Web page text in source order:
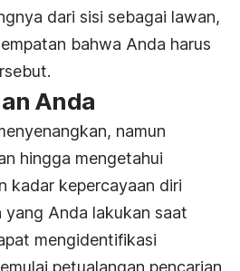
dari sisi sebagai lawan,
bahwa Anda harus
Anda
namun
hingga mengetahui
kadar kepercayaan diri
yang Anda lakukan saat
mengidentifikasi
petualangan pencarian